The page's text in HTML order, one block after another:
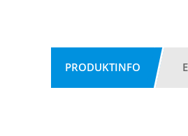
PRODUKTINFO